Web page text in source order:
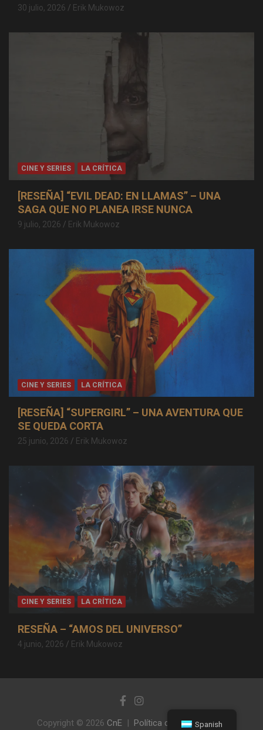
30 julio, 2026 Erik Mukowoz
CINE Y SERIES LA CRÍTICA
[RESEÑA] “EVIL DEAD: EN LLAMAS” – UNA
SAGA QUE NO PLANEA IRSE NUNCA
9 julio, 2026 Erik Mukowoz
CINE Y SERIES LA CRÍTICA
[RESEÑA] “SUPERGIRL” – UNA AVENTURA QUE
SE QUEDA CORTA
25 junio, 2026 Erik Mukowoz
CINE Y SERIES LA CRÍTICA
RESEÑA – “AMOS DEL UNIVERSO”
4 junio, 2026 Erik Mukowoz
Copyright © 2026 CnE Política de privacidad
Spanish